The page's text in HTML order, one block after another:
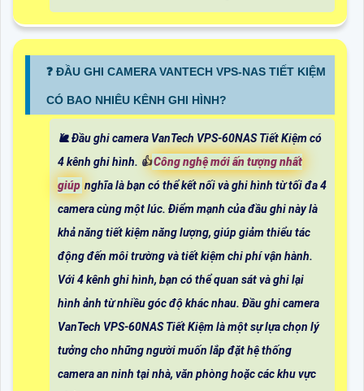
❓ ĐẦU GHI CAMERA VANTECH VPS-NAS TIẾT KIỆM
CÓ BAO NHIÊU KÊNH GHI HÌNH?
🐌 Đầu ghi camera VanTech VPS-60NAS Tiết Kiệm có
4 kênh ghi hình. 👍Công nghệ mới ấn tượng nhất
giúp nghĩa là bạn có thể kết nối và ghi hình từ tối đa 4
camera cùng một lúc. Điểm mạnh của đầu ghi này là
khả năng tiết kiệm năng lượng, giúp giảm thiểu tác
động đến môi trường và tiết kiệm chi phí vận hành.
Với 4 kênh ghi hình, bạn có thể quan sát và ghi lại
hình ảnh từ nhiều góc độ khác nhau. Đầu ghi camera
VanTech VPS-60NAS Tiết Kiệm là một sự lựa chọn lý
tưởng cho những người muốn lắp đặt hệ thống
camera an ninh tại nhà, văn phòng hoặc các khu vực